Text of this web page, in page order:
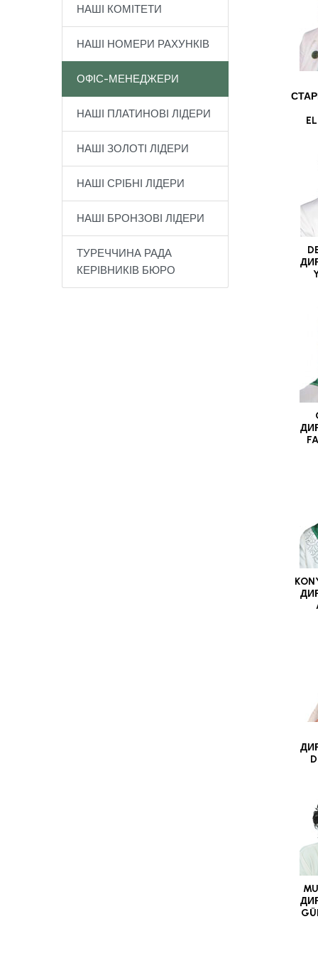
НАШІ КОМІТЕТИ
НАШІ НОМЕРИ РАХУНКІВ
ОФІС-МЕНЕДЖЕРИ
НАШІ ПЛАТИНОВІ ЛІДЕРИ
НАШІ ЗОЛОТІ ЛІДЕРИ
НАШІ СРІБНІ ЛІДЕРИ
НАШІ БРОНЗОВІ ЛІДЕРИ
ТУРЕЧЧИНА РАДА
КЕРІВНИКІВ БЮРО